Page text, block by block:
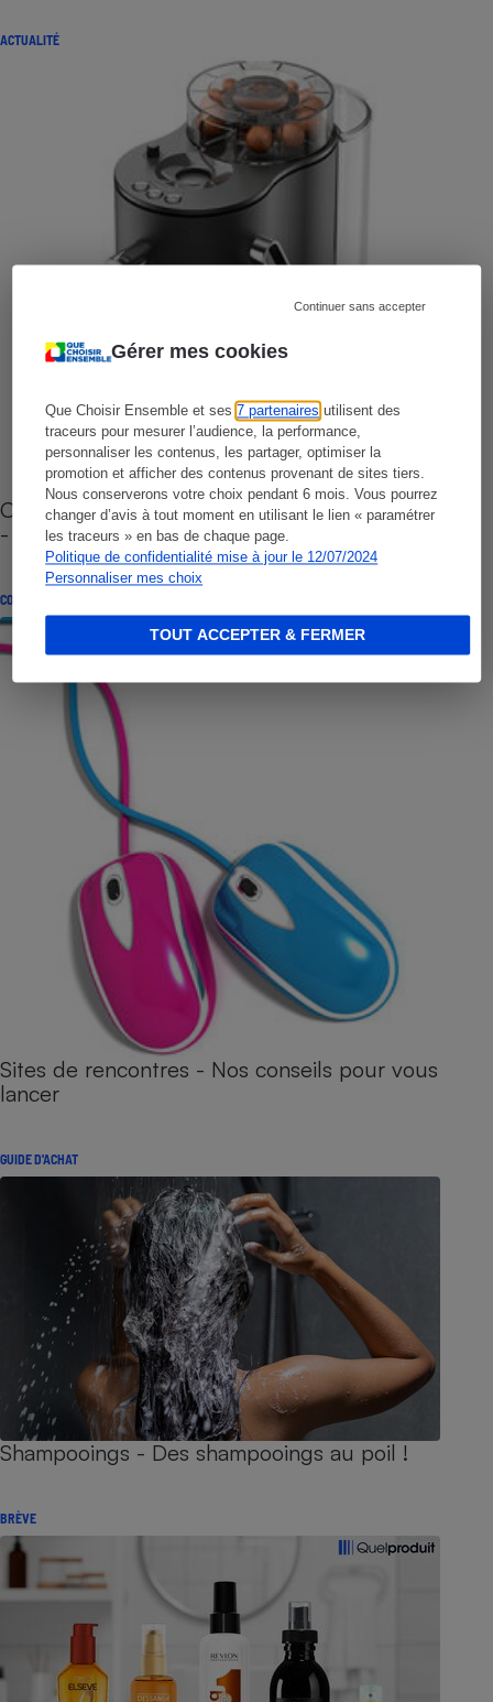
Gérer mes cookies
Que Choisir Ensemble et ses7 partenaires utilisent des
traceurs pour mesurer l’audience, la performance,
personnaliser les contenus, les partager, optimiser la
promotion et afficher des contenus provenant de sites tiers.
Nous conserverons votre choix pendant 6 mois. Vous pourrez
changer d’avis à tout moment en utilisant le lien « paramétrer
les traceurs » en bas de chaque page.
Politique de confidentialité mise à jour le 12/07/2024
Personnaliser mes choix
Continuer sans accepter
TOUT ACCEPTER & FERMER
ACTUALITÉ
Cafetière à capsules zéro déchet CoffeeB (vidéo)
- Premières impressions
CONSEILS
Sites de rencontres - Nos conseils pour vous
lancer
GUIDE D'ACHAT
Shampooings - Des shampooings au poil !
BRÈVE